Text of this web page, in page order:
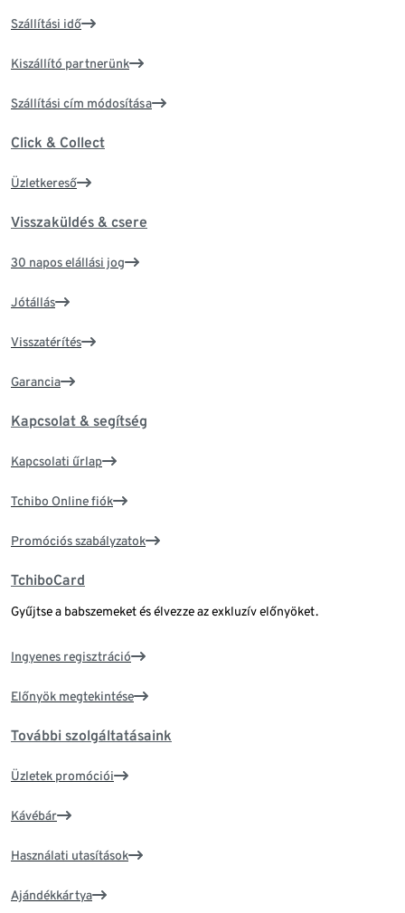
Szállítási idő
Kiszállító partnerünk
Szállítási cím módosítása
Click & Collect
Üzletkereső
Visszaküldés & csere
30 napos elállási jog
Jótállás
Visszatérítés
Garancia
Kapcsolat & segítség
Kapcsolati űrlap
Tchibo Online fiók
Promóciós szabályzatok
TchiboCard
Gyűjtse a babszemeket és élvezze az exkluzív előnyöket.
Ingyenes regisztráció
Előnyök megtekintése
További szolgáltatásaink
Üzletek promóciói
Kávébár
Használati utasítások
Ajándékkártya